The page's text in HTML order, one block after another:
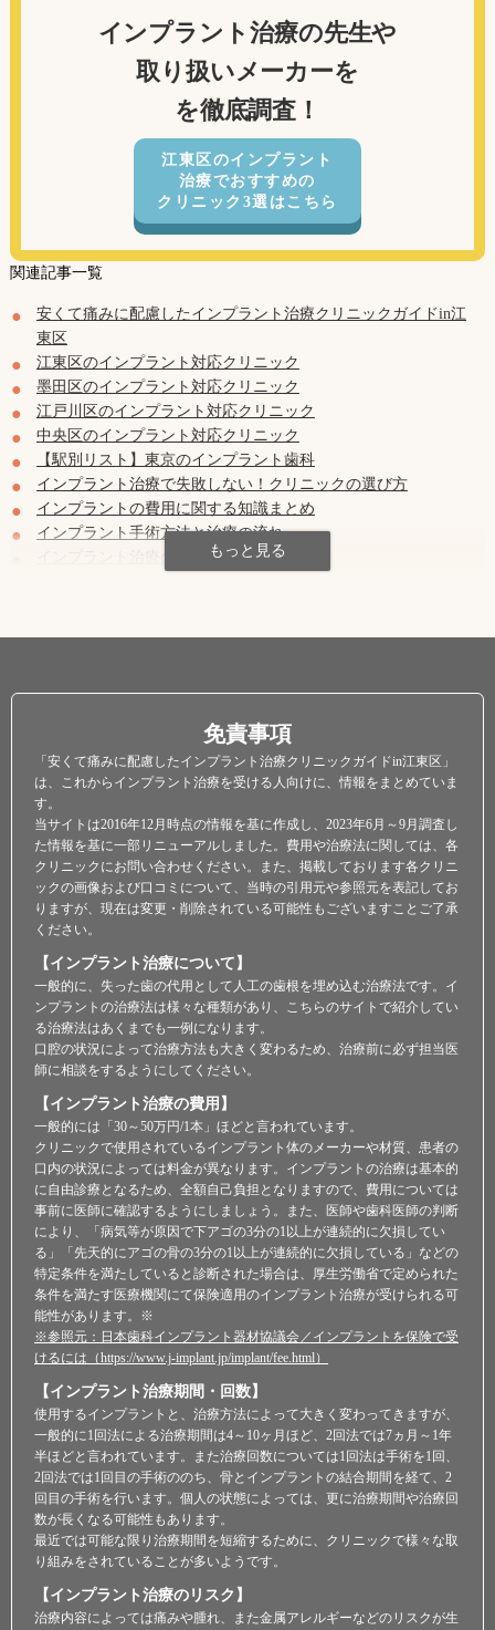
インプラント治療の先生や
取り扱いメーカーを
を徹底調査！
江東区のインプラント
治療でおすすめの
クリニック3選はこちら
関連記事一覧
安くて痛みに配慮したインプラント治療クリニックガイドin江
東区
江東区のインプラント対応クリニック
墨田区のインプラント対応クリニック
江戸川区のインプラント対応クリニック
中央区のインプラント対応クリニック
【駅別リスト】東京のインプラント歯科
インプラント治療で失敗しない！クリニックの選び方
インプラントの費用に関する知識まとめ
インプラント手術方法と治療の流れ
免責事項
「安くて痛みに配慮したインプラント治療クリニックガイドin江東区」
は、これからインプラント治療を受ける人向けに、情報をまとめていま
す。
当サイトは2016年12月時点の情報を基に作成し、2023年6月～9月調査し
た情報を基に一部リニューアルしました。費用や治療法に関しては、各
クリニックにお問い合わせください。また、掲載しております各クリニ
ックの画像および口コミについて、当時の引用元や参照元を表記してお
りますが、現在は変更・削除されている可能性もございますことご了承
ください。
【インプラント治療について】
一般的に、失った歯の代用として人工の歯根を埋め込む治療法です。イ
ンプラントの治療法は様々な種類があり、こちらのサイトで紹介してい
る治療法はあくまでも一例になります。
口腔の状況によって治療方法も大きく変わるため、治療前に必ず担当医
師に相談をするようにしてください。
【インプラント治療の費用】
一般的には「30～50万円/1本」ほどと言われています。
クリニックで使用されているインプラント体のメーカーや材質、患者の
口内の状況によっては料金が異なります。インプラントの治療は基本的
に自由診療となるため、全額自己負担となりますので、費用については
事前に医師に確認するようにしましょう。また、医師や歯科医師の判断
により、「病気等が原因で下アゴの3分の1以上が連続的に欠損してい
る」「先天的にアゴの骨の3分の1以上が連続的に欠損している」などの
特定条件を満たしていると診断された場合は、厚生労働省で定められた
条件を満たす医療機関にて保険適用のインプラント治療が受けられる可
能性があります。※
※参照元：日本歯科インプラント器材協議会／インプラントを保険で受
けるには（https://www.j-implant.jp/implant/fee.html）
【インプラント治療期間・回数】
使用するインプラントと、治療方法によって大きく変わってきますが、
一般的に1回法による治療期間は4～10ヶ月ほど、2回法では7ヵ月～1年
半ほどと言われています。また治療回数については1回法は手術を1回、
2回法では1回目の手術ののち、骨とインプラントの結合期間を経て、2
回目の手術を行います。個人の状態によっては、更に治療期間や治療回
数が長くなる可能性もあります。
最近では可能な限り治療期間を短縮するために、クリニックで様々な取
り組みをされていることが多いようです。
【インプラント治療のリスク】
治療内容によっては痛みや腫れ、また金属アレルギーなどのリスクが生